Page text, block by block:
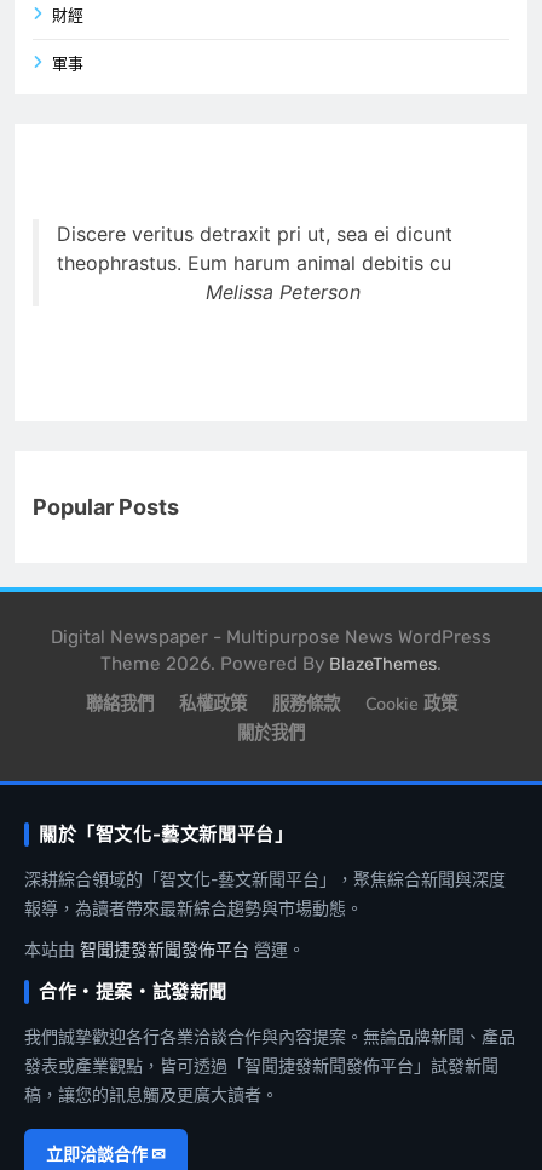
財經
軍事
Discere veritus detraxit pri ut, sea ei dicunt
theophrastus. Eum harum animal debitis cu
Melissa Peterson
Popular Posts
Digital Newspaper - Multipurpose News WordPress
Theme 2026. Powered By BlazeThemes.
聯絡我們 私權政策 服務條款
Cookie 政策
關於我們
關於「智文化-藝文新聞平台」
深耕綜合領域的「智文化-藝文新聞平台」，聚焦綜合新聞與深度
報導，為讀者帶來最新綜合趨勢與市場動態。
本站由 智聞捷發新聞發佈平台 營運。
合作・提案・試發新聞
我們誠摯歡迎各行各業洽談合作與內容提案。無論品牌新聞、產品
發表或產業觀點，皆可透過「智聞捷發新聞發佈平台」試發新聞
稿，讓您的訊息觸及更廣大讀者。
立即洽談合作 ✉